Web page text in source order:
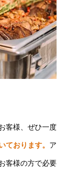
客様、ぜひ一度
ております。 ア
客様の方で必要